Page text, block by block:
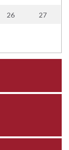
26 27